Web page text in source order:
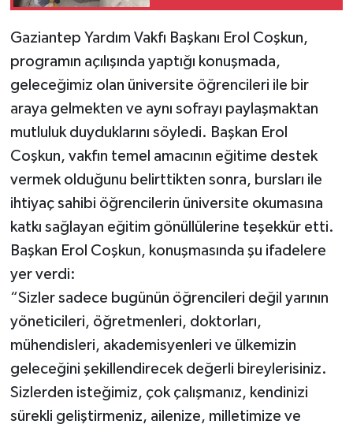
Gaziantep Yardım Vakfı Başkanı Erol Coşkun,
programın açılışında yaptığı konuşmada,
geleceğimiz olan üniversite öğrencileri ile bir
araya gelmekten ve aynı sofrayı paylaşmaktan
mutluluk duyduklarını söyledi. Başkan Erol
Coşkun, vakfın temel amacının eğitime destek
vermek olduğunu belirttikten sonra, bursları ile
ihtiyaç sahibi öğrencilerin üniversite okumasına
katkı sağlayan eğitim gönüllülerine teşekkür etti.
Başkan Erol Coşkun, konuşmasında şu ifadelere
yer verdi:
“Sizler sadece bugünün öğrencileri değil yarının
yöneticileri, öğretmenleri, doktorları,
mühendisleri, akademisyenleri ve ülkemizin
geleceğini şekillendirecek değerli bireylerisiniz.
Sizlerden isteğimiz, çok çalışmanız, kendinizi
sürekli geliştirmeniz, ailenize, milletimize ve